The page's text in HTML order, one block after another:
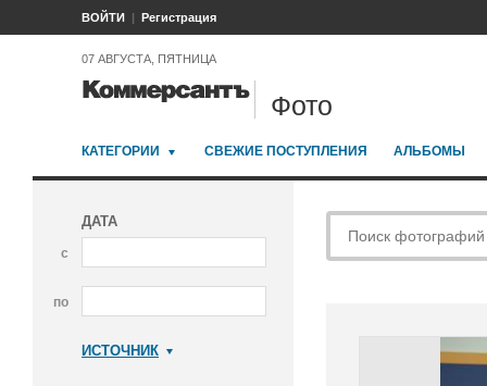
ВОЙТИ Регистрация
07 АВГУСТА, ПЯТНИЦА
Фото
КАТЕГОРИИ СВЕЖИЕ ПОСТУПЛЕНИЯ АЛЬБОМЫ
ДАТА
с
по
ИСТОЧНИК